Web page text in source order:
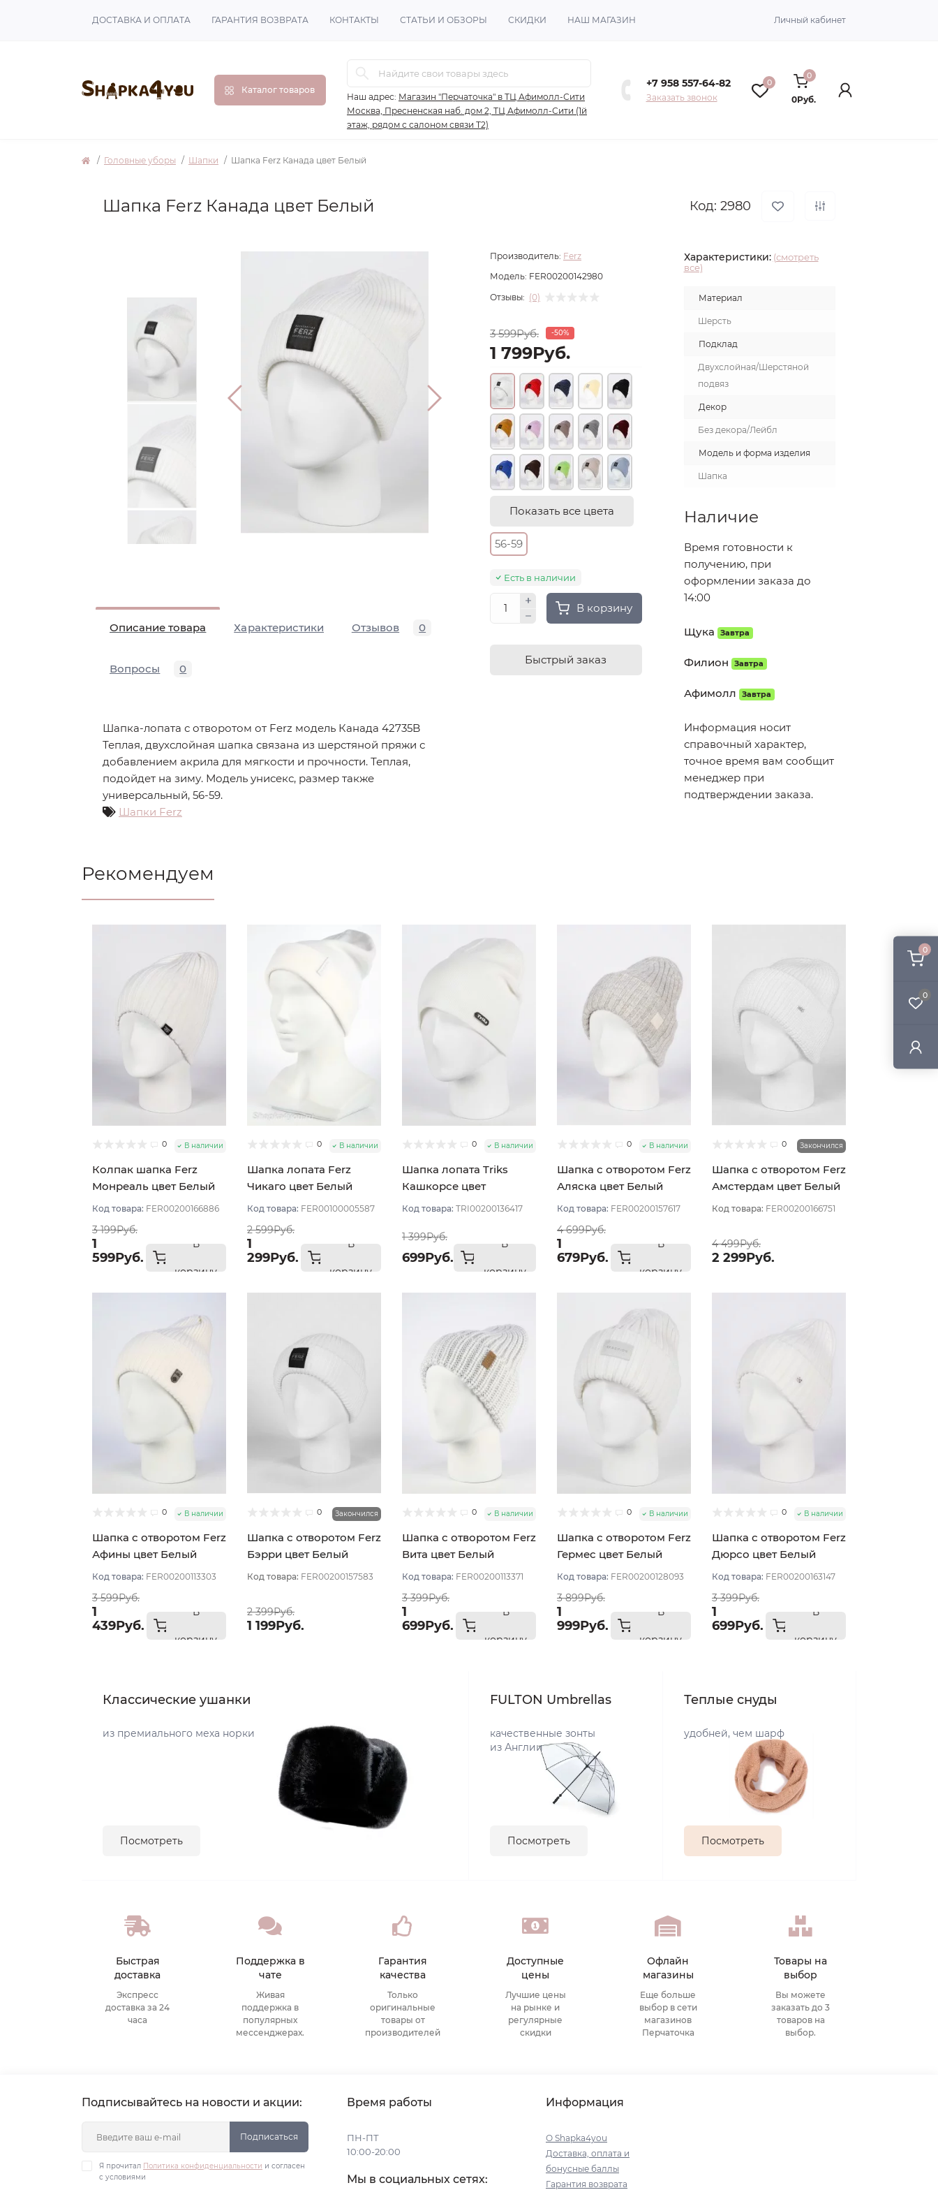
0
0
ДОСТАВКА И ОПЛАТА ГАРАНТИЯ ВОЗВРАТА КОНТАКТЫ СТАТЬИ И ОБЗОРЫ СКИДКИ НАШ МАГАЗИН Личный кабинет
Каталог товаров
Наш адрес: Магазин "Перчаточка" в ТЦ Афимолл-Сити
Москва, Пресненская наб. дом 2, ТЦ Афимолл-Сити (1й
этаж, рядом с салоном связи Т2)
+7 958 557-64-82
Заказать звонок
0
0
0Руб.
Головные уборы Шапки Шапка Ferz Канада цвет Белый
Шапка Ferz Канада цвет Белый Код: 2980
Описание товара Характеристики Отзывов 0
Вопросы 0
Шапка-лопата с отворотом от Ferz модель Канада 42735B
Теплая, двухслойная шапка связана из шерстяной пряжи с
добавлением акрила для мягкости и прочности. Теплая,
подойдет на зиму. Модель унисекс, размер также
универсальный, 56-59.
Шапки Ferz
Производитель: Ferz
Модель: FER00200142980
Отзывы: (0)
3 599Руб. -50%
1 799Руб.
Показать все цвета
56-59
Есть в наличии
В корзину
Быстрый заказ
Характеристики: (смотреть
все)
Материал
Шерсть
Подклад
Двухслойная/Шерстяной
подвяз
Декор
Без декора/Лейбл
Модель и форма изделия
Шапка
Наличие
Время готовности к
получению, при
оформлении заказа до
14:00
Щука Завтра
Филион Завтра
Афимолл Завтра
Информация носит
справочный характер,
точное время вам сообщит
менеджер при
подтверждении заказа.
Рекомендуем
0 В наличии
Колпак шапка Ferz
Монреаль цвет Белый
Код товара: FER00200166886
3 199Руб.
1
599Руб.
В
корзину
0 В наличии
Шапка лопата Ferz
Чикаго цвет Белый
Код товара: FER00100005587
2 599Руб.
1
299Руб.
В
корзину
0 В наличии
Шапка лопата Triks
Кашкорсе цвет
Молочный
Код товара: TRI00200136417
1 399Руб.
699Руб.
В
корзину
0 В наличии
Шапка с отворотом Ferz
Аляска цвет Белый
Код товара: FER00200157617
4 699Руб.
1
679Руб.
В
корзину
0 Закончился
Шапка с отворотом Ferz
Амстердам цвет Белый
Код товара: FER00200166751
4 499Руб.
2 299Руб.
0 В наличии
Шапка с отворотом Ferz
Афины цвет Белый
Код товара: FER00200113303
3 599Руб.
1
439Руб.
В
корзину
0 Закончился
Шапка с отворотом Ferz
Бэрри цвет Белый
Код товара: FER00200157583
2 399Руб.
1 199Руб.
0 В наличии
Шапка с отворотом Ferz
Вита цвет Белый
Код товара: FER00200113371
3 399Руб.
1
699Руб.
В
корзину
0 В наличии
Шапка с отворотом Ferz
Гермес цвет Белый
Код товара: FER00200128093
3 899Руб.
1
999Руб.
В
корзину
0 В наличии
Шапка с отворотом Ferz
Дюрсо цвет Белый
Код товара: FER00200163147
3 399Руб.
1
699Руб.
В
корзину
Классические ушанки
из премиального меха норки
Посмотреть
FULTON Umbrellas
качественные зонты
из Англии
Посмотреть
Теплые снуды
удобней, чем шарф
Посмотреть
Быстрая
доставка
Экспресс
доставка за 24
часа
Поддержка в
чате
Живая
поддержка в
популярных
мессенджерах.
Гарантия
качества
Только
оригинальные
товары от
производителей
Доступные
цены
Лучшие цены
на рынке и
регулярные
скидки
Офлайн
магазины
Еще больше
выбор в сети
магазинов
Перчаточка
Товары на
выбор
Вы можете
заказать до 3
товаров на
выбор.
Подписывайтесь на новости и акции:
Подписаться
Я прочитал Политика конфиденциальности и согласен
с условиями
Время работы
ПН-ПТ
10:00-20:00
Мы в социальных сетях:
Информация
О Shapka4you
Доставка, оплата и
бонусные баллы
Гарантия возврата